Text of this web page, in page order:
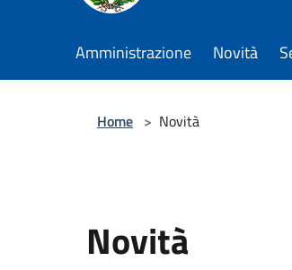
Amministrazione Novità
Home > Novità
Novità